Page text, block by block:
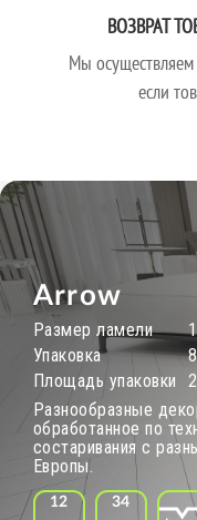
ВОЗВРАТ
Мы
если
Arrow
Размер ламели
Упаковка
Площадь упаковки
Разнообразные
обработанное по
состаривания с
Европы.
12 34